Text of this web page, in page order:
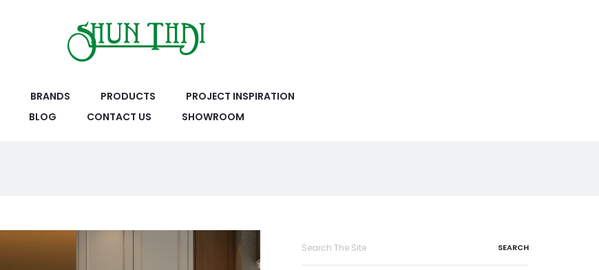
BRANDS PRODUCTS
PROJECT INSPIRATION
BLOG
CONTACT US SHOWROOM